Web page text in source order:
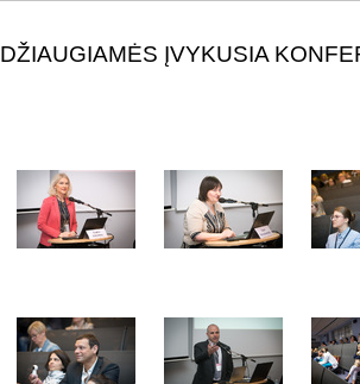
DŽIAUGIAMĖS ĮVYKUSIA